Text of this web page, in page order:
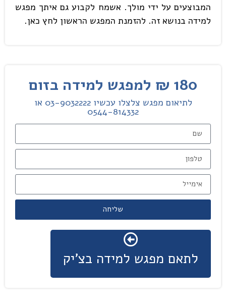
המבוצעים על ידי מולך. אשמח לקבוע גם איתך מפגש
למידה בנושא זה. להזמנת המפגש הראשון לחץ כאן.
180 ₪ למפגש למידה בזום
לתיאום מפגש צלצלו עכשיו 03-9032222 או
0544-814332
שליחה
לתאם מפגש למידה בצ'יק